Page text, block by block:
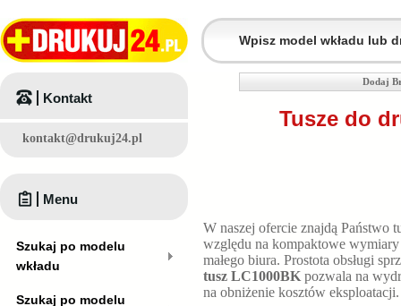
Dodaj
Tusze do
W naszej ofercie znajdą Państwo
względu na kompaktowe
małego biura. Prostota obsługi
tusz LC1000BK pozwala na
na obniżenie kosztów eksploatacji.
Kontakt
kontakt@drukuj24.pl
Menu
Szukaj po modelu
wkładu
Szukaj po modelu